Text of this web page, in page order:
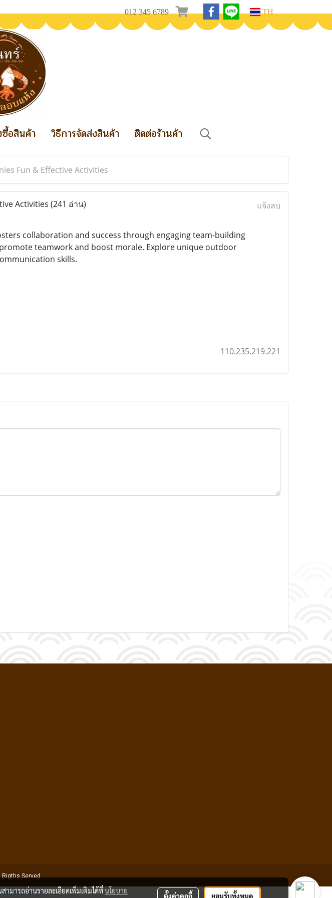
012 345 6789 TH
ซื้อสินค้า วิธีการจัดส่งสินค้า ติดต่อร้านค้า
Fun & Effective Activities
Activities (241 อ่าน) แจ้งลบ
collaboration and success through engaging team-building
teamwork and boost morale. Explore unique outdoor
skills.
110.235.219.221
Served
ามารถอ่านรายละเอียดเพิ่มเติมได้ที่นโยบาย
ตั้งค่าคุกกี้ ยอมรับทั้งหมด